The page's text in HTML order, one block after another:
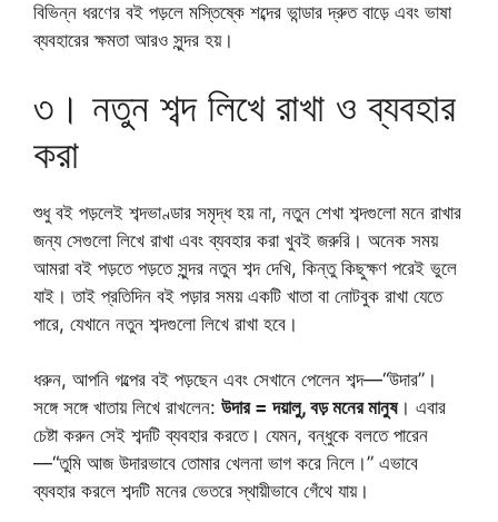
বিভিন্ন ধরণের বই পড়লে মস্তিষ্কে শব্দের ভান্ডার দ্রুত বাড়ে এবং ভাষা
ব্যবহারের ক্ষমতা আরও সুন্দর হয়।
৩। নতুন শব্দ লিখে রাখা ও ব্যবহার
করা
শুধু বই পড়লেই শব্দভাণ্ডার সমৃদ্ধ হয় না, নতুন শেখা শব্দগুলো মনে রাখার
জন্য সেগুলো লিখে রাখা এবং ব্যবহার করা খুবই জরুরি। অনেক সময়
আমরা বই পড়তে পড়তে সুন্দর নতুন শব্দ দেখি, কিন্তু কিছুক্ষণ পরেই ভুলে
যাই। তাই প্রতিদিন বই পড়ার সময় একটি খাতা বা নোটবুক রাখা যেতে
পারে, যেখানে নতুন শব্দগুলো লিখে রাখা হবে।
ধরুন, আপনি গল্পের বই পড়ছেন এবং সেখানে পেলেন শব্দ—“উদার”।
সঙ্গে সঙ্গে খাতায় লিখে রাখলেন: উদার = দয়ালু, বড় মনের মানুষ। এবার
চেষ্টা করুন সেই শব্দটি ব্যবহার করতে। যেমন, বন্ধুকে বলতে পারেন
—“তুমি আজ উদারভাবে তোমার খেলনা ভাগ করে নিলে।” এভাবে
ব্যবহার করলে শব্দটি মনের ভেতরে স্থায়ীভাবে গেঁথে যায়।